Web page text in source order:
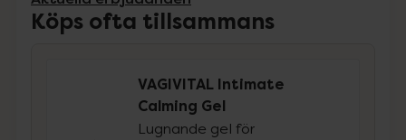
Köps ofta tillsammans
VAGIVITAL Intimate
Calming Gel
Lugnande gel för